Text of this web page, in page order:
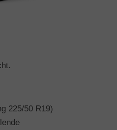
225/50 R19)